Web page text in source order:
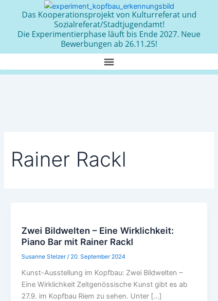
Das Kooperationsprojekt von Kulturreferat und
Sozialreferat/Stadtjugendamt!
Die Experimentierphase läuft bis Ende 2027. Neue
Bewerbungen ab 26.11.25!
Rainer Rackl
Zwei Bildwelten – Eine Wirklichkeit:
Piano Bar mit Rainer Rackl
Susanne Stelzer/ 20. September 2024
Kunst-Ausstellung im Kopfbau: Zwei Bildwelten –
Eine Wirklichkeit Zeitgenössische Kunst gibt es ab
27.9. im Kopfbau Riem zu sehen. Unter […]